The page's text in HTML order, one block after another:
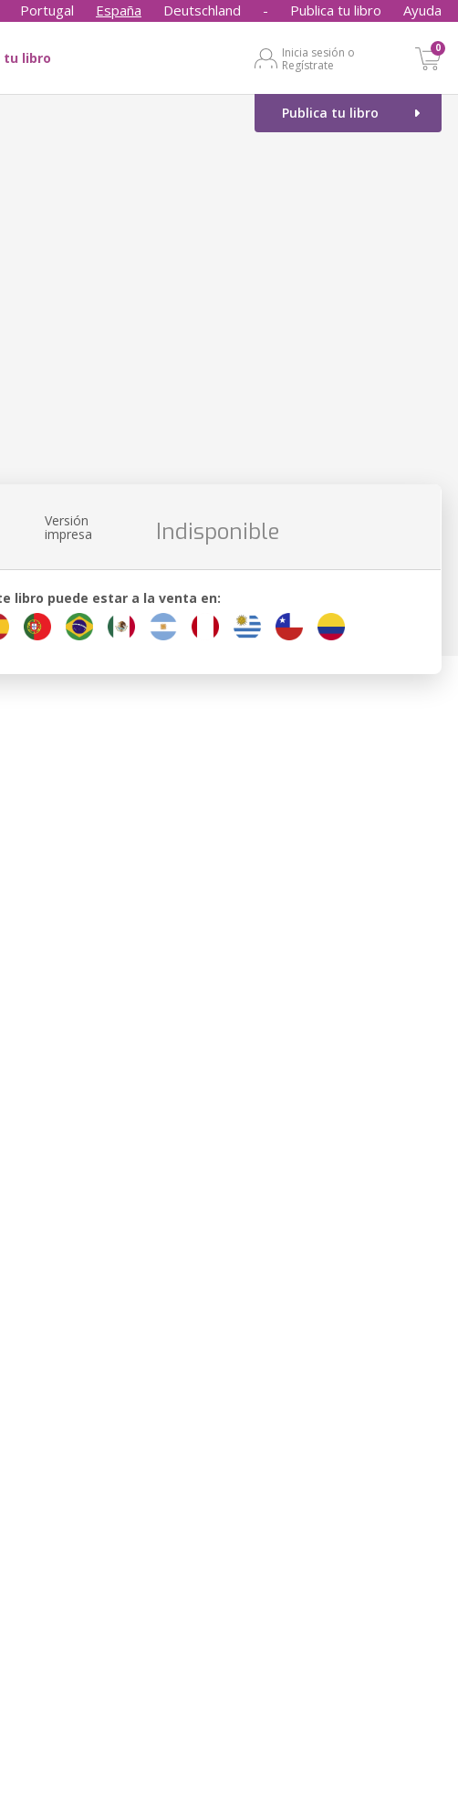
Portugal España Deutschland - Publica tu libro Ayuda
tu libro
Inicia sesión o
Regístrate
0
Publica tu libro
Versión
impresa Indisponible
libro puede estar a la venta en: